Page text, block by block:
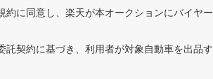
約に同意し、楽天が本オークションにバイヤ
託契約に基づき、利用者が対象自動車を出品